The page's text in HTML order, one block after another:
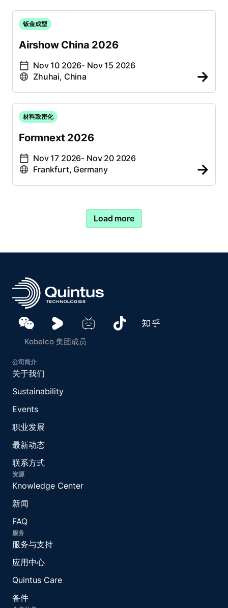
钣金成型
Airshow China 2026
Nov 10 2026- Nov 15 2026
Zhuhai, China
材料致密化
Formnext 2026
Nov 17 2026- Nov 20 2026
Frankfurt, Germany
Load more
Kobelco 集团成员
公司简介
关于我们
Sustainability
Events
职业发展
最新动态
联系方式
资源
Knowledge Center
新闻
FAQ
服务
服务与支持
应用中心
Quintus Care
备件